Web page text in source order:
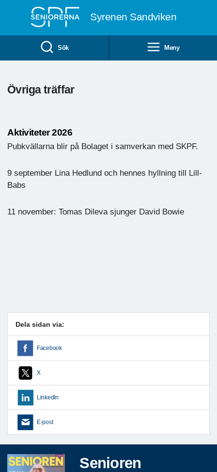
Syrenen Sandviken
Sök Meny
Övriga träffar
Aktiviteter 2026
Pubkvällarna blir på Bolaget i samverkan med SKPF.
9 september Lina Hedlund och hennes hyllning till Lill-
Babs
11 november: Tomas Dileva sjunger David Bowie
Dela sidan via:
Facebook
X
LinkedIn
E-post
Senioren